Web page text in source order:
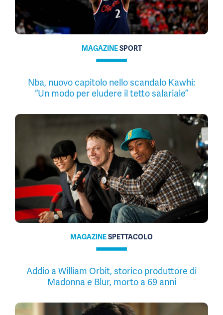
MAGAZINESPORT
Nba, nuovo capitolo nello scandalo Kawhi:
“Un modo per eludere il tetto salariale”
MAGAZINESPETTACOLO
Addio a William Orbit, storico produttore di
Madonna e Blur, morto a 69 anni